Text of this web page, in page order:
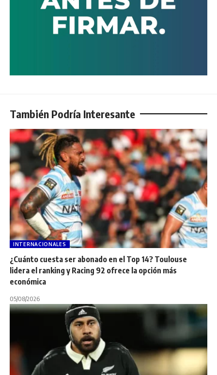
También Podría Interesante
INTERNACIONALES
¿Cuánto cuesta ser abonado en el Top 14? Toulouse
lidera el ranking y Racing 92 ofrece la opción más
económica
05/08/2026